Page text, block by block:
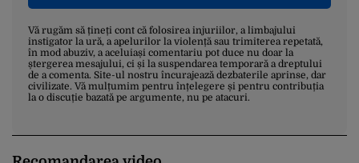
Vă rugăm să țineți cont că folosirea injuriilor, a limbajului
instigator la ură, a apelurilor la violență sau trimiterea repetată,
în mod abuziv, a aceluiași comentariu pot duce nu doar la
ștergerea mesajului, ci și la suspendarea temporară a dreptului
de a comenta. Site-ul nostru încurajează dezbaterile aprinse, dar
civilizate. Vă mulțumim pentru înțelegere și pentru contribuția
la o discuție bazată pe argumente, nu pe atacuri.